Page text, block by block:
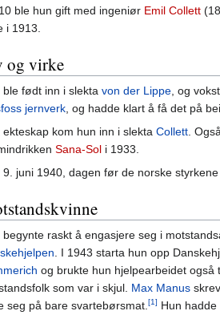
ble hun gift med ingeniør Emil Collett
i 1913.
og virke
ble født inn i slekta von der Lippe , og
jernverk , og hadde klart å få det på
ekteskap kom hun inn i slekta Collett .
Sana-Sol i 1933.
9. juni 1940, dagen før de norske
begynte raskt å engasjere seg i
. I 1943 starta hun opp
og brukte hun hjelpearbeidet
som var i skjul. Max Manus
seg på bare svartebørsmat. [1] Hun hadde